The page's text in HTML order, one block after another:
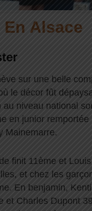
En Alsace
sur une belle
le décor fût
niveau national
en junior
Mainemarre.
finit 11ème et
et chez les
En benjamin,
et Charles Dupont